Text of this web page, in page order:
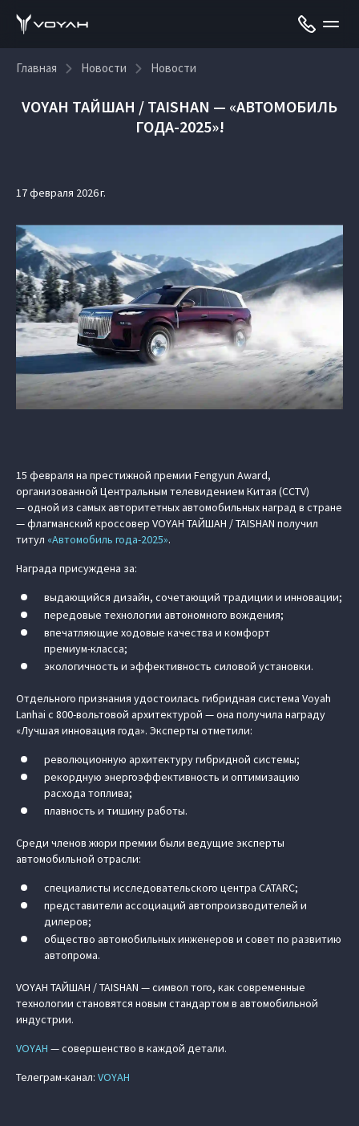
Главная Новости Новости
VOYAH ТАЙШАН / TAISHAN — «АВТОМОБИЛЬ
ГОДА-2025»!
17 февраля 2026 г.
15 февраля на престижной премии Fengyun Award,
организованной Центральным телевидением Китая (CCTV)
— одной из самых авторитетных автомобильных наград в стране
— флагманский кроссовер VOYAH ТАЙШАН / TAISHAN получил
титул «Автомобиль года-2025».
Награда присуждена за:
выдающийся дизайн, сочетающий традиции и инновации;
передовые технологии автономного вождения;
впечатляющие ходовые качества и комфорт
премиум‑класса;
экологичность и эффективность силовой установки.
Отдельного признания удостоилась гибридная система Voyah
Lanhai с 800‑вольтовой архитектурой — она получила награду
«Лучшая инновация года». Эксперты отметили:
революционную архитектуру гибридной системы;
рекордную энергоэффективность и оптимизацию
расхода топлива;
плавность и тишину работы.
Среди членов жюри премии были ведущие эксперты
автомобильной отрасли:
специалисты исследовательского центра CATARC;
представители ассоциаций автопроизводителей и
дилеров;
общество автомобильных инженеров и совет по развитию
автопрома.
VOYAH ТАЙШАН / TAISHAN — символ того, как современные
технологии становятся новым стандартом в автомобильной
индустрии.
VOYAH — совершенство в каждой детали.
Телеграм-канал: VOYAH